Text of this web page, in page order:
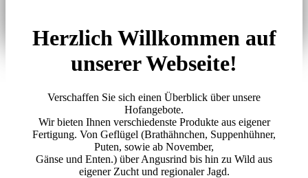
Herzlich Willkommen auf
unserer Webseite!
Verschaffen Sie sich einen Überblick über unsere
Hofangebote.
Wir bieten Ihnen verschiedenste Produkte aus eigener
Fertigung. Von Geflügel (Brathähnchen, Suppenhühner,
Puten, sowie ab November,
Gänse und Enten.) über Angusrind bis hin zu Wild aus
eigener Zucht und regionaler Jagd.